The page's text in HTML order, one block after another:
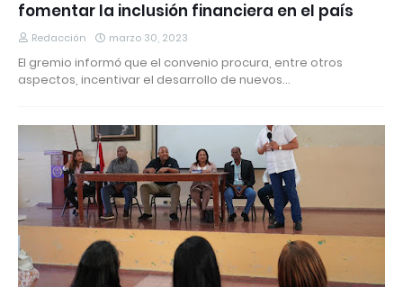
fomentar la inclusión financiera en el país
Redacción marzo 30, 2023
El gremio informó que el convenio procura, entre otros
aspectos, incentivar el desarrollo de nuevos…